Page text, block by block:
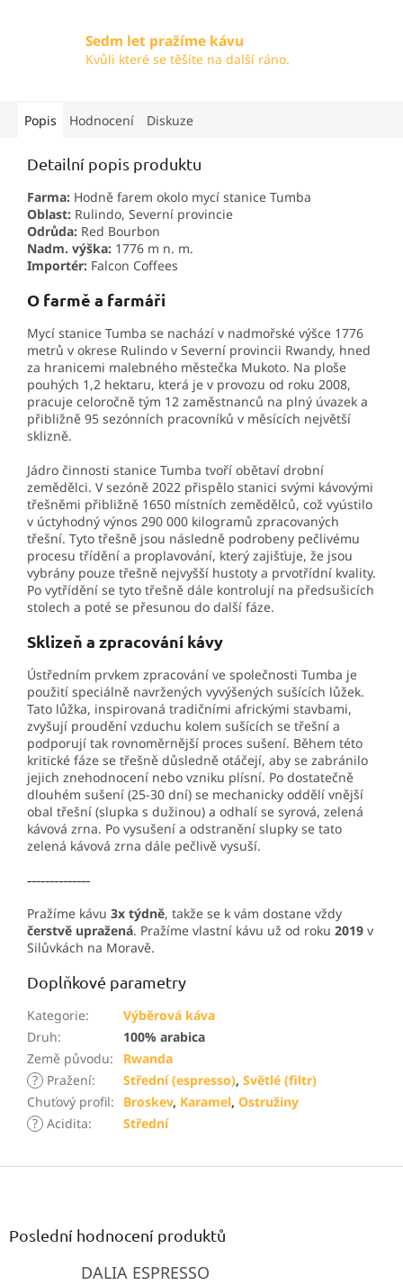
Sedm let pražíme kávu
Kvůli které se těšíte na další ráno.
Popis Hodnocení Diskuze
Detailní popis produktu
Farma: Hodně farem okolo mycí stanice Tumba
Oblast: Rulindo, Severní provincie
Odrůda: Red Bourbon
Nadm. výška: 1776 m n. m.
Importér: Falcon Coffees
O farmě a farmáři
Mycí stanice Tumba se nachází v nadmořské výšce 1776
metrů v okrese Rulindo v Severní provincii Rwandy, hned
za hranicemi malebného městečka Mukoto. Na ploše
pouhých 1,2 hektaru, která je v provozu od roku 2008,
pracuje celoročně tým 12 zaměstnanců na plný úvazek a
přibližně 95 sezónních pracovníků v měsících největší
sklizně.
Jádro činnosti stanice Tumba tvoří obětaví drobní
zemědělci. V sezóně 2022 přispělo stanici svými kávovými
třešněmi přibližně 1650 místních zemědělců, což vyústilo
v úctyhodný výnos 290 000 kilogramů zpracovaných
třešní. Tyto třešně jsou následně podrobeny pečlivému
procesu třídění a proplavování, který zajišťuje, že jsou
vybrány pouze třešně nejvyšší hustoty a prvotřídní kvality.
Po vytřídění se tyto třešně dále kontrolují na předsušicích
stolech a poté se přesunou do další fáze.
Sklizeň a zpracování kávy
Ústředním prvkem zpracování ve společnosti Tumba je
použití speciálně navržených vyvýšených sušících lůžek.
Tato lůžka, inspirovaná tradičními africkými stavbami,
zvyšují proudění vzduchu kolem sušících se třešní a
podporují tak rovnoměrnější proces sušení. Během této
kritické fáze se třešně důsledně otáčejí, aby se zabránilo
jejich znehodnocení nebo vzniku plísní. Po dostatečně
dlouhém sušení (25-30 dní) se mechanicky oddělí vnější
obal třešní (slupka s dužinou) a odhalí se syrová, zelená
kávová zrna. Po vysušení a odstranění slupky se tato
zelená kávová zrna dále pečlivě vysuší.
--------------
Pražíme kávu 3x týdně, takže se k vám dostane vždy
čerstvě upražená. Pražíme vlastní kávu už od roku 2019 v
Silůvkách na Moravě.
Doplňkové parametry
Kategorie:
Výběrová káva
Druh:
100% arabica
Země původu:
Rwanda
? Pražení: Střední (espresso), Světlé (filtr)
Chuťový profil: Broskev, Karamel, Ostružiny
? Acidita: Střední
Z
Poslední hodnocení produktů
DALIA ESPRESSO